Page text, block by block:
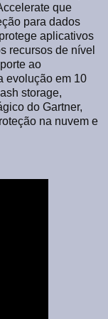
que
para dados
aplicativos
recursos de nível
ao
evolução em 10
storage,
do Gartner,
na nuvem e